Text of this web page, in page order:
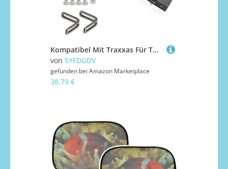
Kompatibel Mit Traxxas Für TRX4M 1/18 RC-Autos, Upgrade-Teile, Wasserdicht, Camping-Markise, Dachzelt, Sonnenschutz RC Auto Upgrade-Teile(Black)
von SYFDGDV
gefunden bei Amazon Marketplace
38,79 €